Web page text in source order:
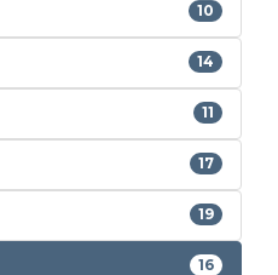
10
14
11
17
19
16